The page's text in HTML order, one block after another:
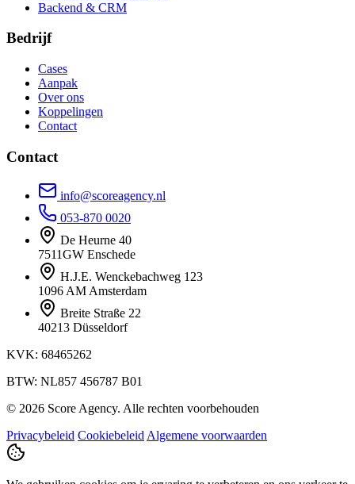
Backend & CRM
Bedrijf
Cases
Aanpak
Over ons
Koppelingen
Contact
Contact
info@scoreagency.nl
053-870 0020
De Heurne 40
7511GW Enschede
H.J.E. Wenckebachweg 123
1096 AM Amsterdam
Breite Straße 22
40213 Düsseldorf
KVK: 68465262
BTW: NL857 456787 B01
© 2026 Score Agency. Alle rechten voorbehouden
Privacybeleid Cookiebeleid Algemene voorwaarden